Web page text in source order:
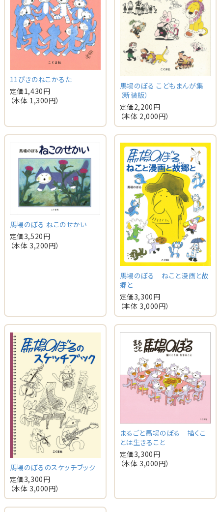
11ぴきのねこかるた
定価1,430円
（本体 1,300円）
馬場のぼる こどもまんが集
（新装版）
定価2,200円
（本体 2,000円）
馬場のぼる ねこのせかい
定価3,520円
（本体 3,200円）
馬場のぼる ねこと漫画と故
郷と
定価3,300円
（本体 3,000円）
馬場のぼるのスケッチブック
定価3,300円
（本体 3,000円）
まるごと馬場のぼる 描くこ
とは生きること
定価3,300円
（本体 3,000円）